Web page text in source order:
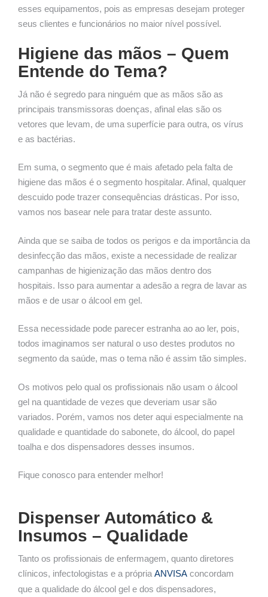
esses equipamentos, pois as empresas desejam proteger
seus clientes e funcionários no maior nível possível.
Higiene das mãos – Quem
Entende do Tema?
Já não é segredo para ninguém que as mãos são as
principais transmissoras doenças, afinal elas são os
vetores que levam, de uma superfície para outra, os vírus
e as bactérias.
Em suma, o segmento que é mais afetado pela falta de
higiene das mãos é o segmento hospitalar. Afinal, qualquer
descuido pode trazer consequências drásticas. Por isso,
vamos nos basear nele para tratar deste assunto.
Ainda que se saiba de todos os perigos e da importância da
desinfecção das mãos, existe a necessidade de realizar
campanhas de higienização das mãos dentro dos
hospitais. Isso para aumentar a adesão a regra de lavar as
mãos e de usar o álcool em gel.
Essa necessidade pode parecer estranha ao ao ler, pois,
todos imaginamos ser natural o uso destes produtos no
segmento da saúde, mas o tema não é assim tão simples.
Os motivos pelo qual os profissionais não usam o álcool
gel na quantidade de vezes que deveriam usar são
variados. Porém, vamos nos deter aqui especialmente na
qualidade e quantidade do sabonete, do álcool, do papel
toalha e dos dispensadores desses insumos.
Fique conosco para entender melhor!
Dispenser Automático &
Insumos – Qualidade
Tanto os profissionais de enfermagem, quanto diretores
clínicos, infectologistas e a própria ANVISA concordam
que a qualidade do álcool gel e dos dispensadores,